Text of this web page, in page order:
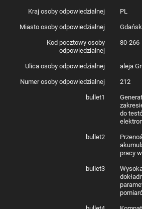
Kraj osoby odpowiedzialnej PL
Miasto osoby odpowiedzialnej Gdańsk
Kod pocztowy osoby
odpowiedzialnej
80-266
Ulica osoby odpowiedzialnej aleja
Numer osoby odpowiedzialnej 212
bullet1
do
bullet2
pracy
bullet3